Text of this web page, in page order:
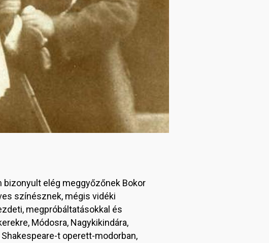
elég meggyőzőnek Bokor
színésznek, mégis vidéki
megpróbáltatásokkal és
Módosra, Nagykikindára,
t operett-modorban,